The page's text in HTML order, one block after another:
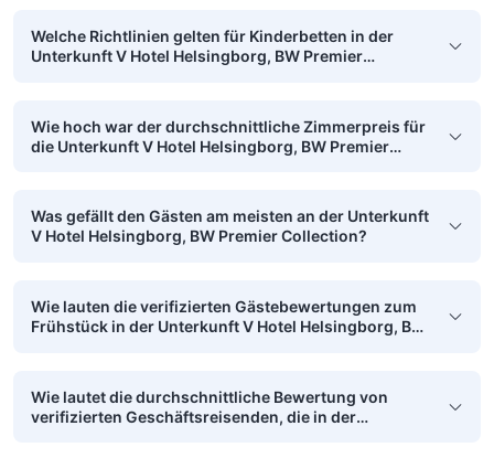
Welche Richtlinien gelten für Kinderbetten in der
Unterkunft V Hotel Helsingborg, BW Premier
Wie hoch war der durchschnittliche Zimmerpreis für
die Unterkunft V Hotel Helsingborg, BW Premier
Was gefällt den Gästen am meisten an der Unterkunft
V Hotel Helsingborg, BW Premier Collection?
Wie lauten die verifizierten Gästebewertungen zum
Frühstück in der Unterkunft V Hotel Helsingborg, BW
Wie lautet die durchschnittliche Bewertung von
verifizierten Geschäftsreisenden, die in der